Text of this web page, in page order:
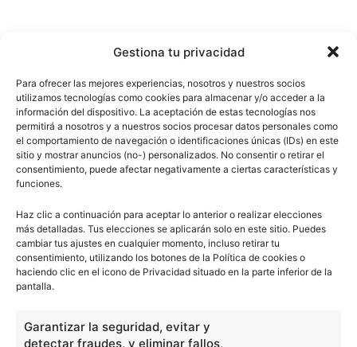
Gestiona tu privacidad
Para ofrecer las mejores experiencias, nosotros y nuestros socios
utilizamos tecnologías como cookies para almacenar y/o acceder a la
información del dispositivo. La aceptación de estas tecnologías nos
permitirá a nosotros y a nuestros socios procesar datos personales como
el comportamiento de navegación o identificaciones únicas (IDs) en este
sitio y mostrar anuncios (no-) personalizados. No consentir o retirar el
consentimiento, puede afectar negativamente a ciertas características y
funciones.
Haz clic a continuación para aceptar lo anterior o realizar elecciones
más detalladas. Tus elecciones se aplicarán solo en este sitio. Puedes
cambiar tus ajustes en cualquier momento, incluso retirar tu
consentimiento, utilizando los botones de la Política de cookies o
haciendo clic en el icono de Privacidad situado en la parte inferior de la
pantalla.
Garantizar la seguridad, evitar y
detectar fraudes, y eliminar fallos,